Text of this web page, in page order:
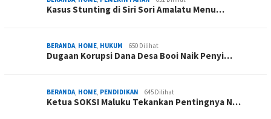
Kasus Stunting di Siri Sori Amalatu Menu…
BERANDA, HOME, HUKUM 650 Dilihat
Dugaan Korupsi Dana Desa Booi Naik Penyi…
BERANDA, HOME, PENDIDIKAN 645 Dilihat
Ketua SOKSI Maluku Tekankan Pentingnya N…